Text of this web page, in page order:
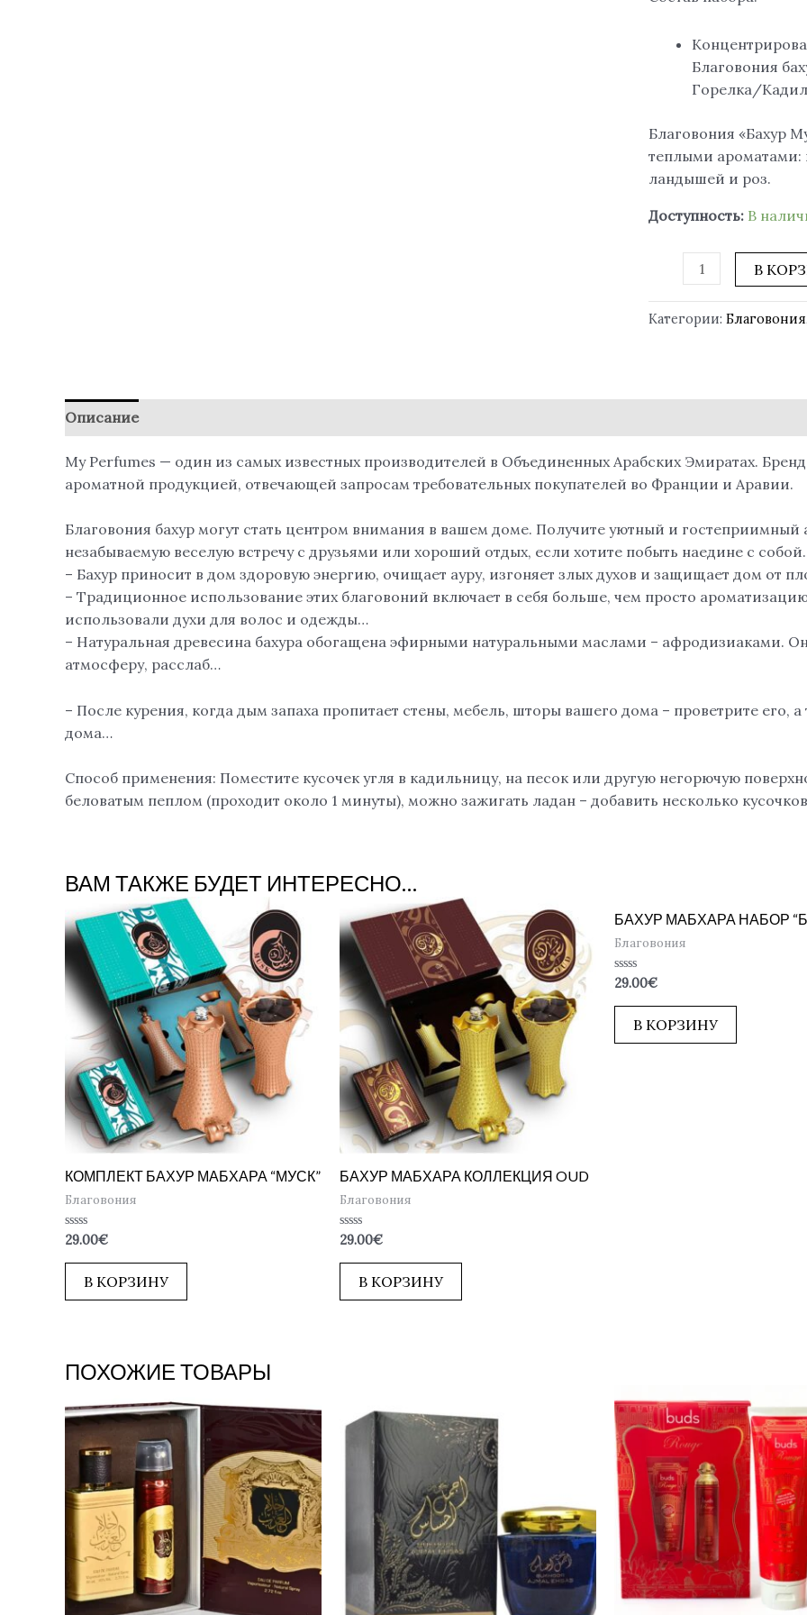
Благовония
Горелка/
Благовония «Бахур
теплыми ароматами:
ландышей и роз.
Доступность: В
В
Категории: Благовония,
Описание
My Perfumes — один из самых известных производителей в Объединенных Арабских Эмиратах.
ароматной продукцией, отвечающей запросам требовательных покупателей во Франции и Аравии.
Благовония бахур могут стать центром внимания в вашем доме. Получите уютный и
незабываемую веселую встречу с друзьями или хороший отдых, если хотите побыть наедине с собой.
– Бахур приносит в дом здоровую энергию, очищает ауру, изгоняет злых духов и защищает дом от
– Традиционное использование этих благовоний включает в себя больше, чем просто
использовали духи для волос и одежды…
– Натуральная древесина бахура обогащена эфирными натуральными маслами – афродизиаками.
атмосферу, расслаб…
– После курения, когда дым запаха пропитает стены, мебель, шторы вашего дома – проветрите его, а
дома…
Способ применения: Поместите кусочек угля в кадильницу, на песок или другую негорючую
беловатым пеплом (проходит около 1 минуты), можно зажигать ладан – добавить несколько
ВАМ ТАКЖЕ БУДЕТ ИНТЕРЕСНО…
КОМПЛЕКТ БАХУР МАБХАРА “МУСК”
Благовония
Оценка
из
29.00€
В КОРЗИНУ
БАХУР МАБХАРА КОЛЛЕКЦИЯ OUD
Благовония
Оценка
из
29.00€
В КОРЗИНУ
БАХУР МАБХАРА НАБОР
Благовония
Оценка
из
29.00€
В КОРЗИНУ
ПОХОЖИЕ ТОВАРЫ